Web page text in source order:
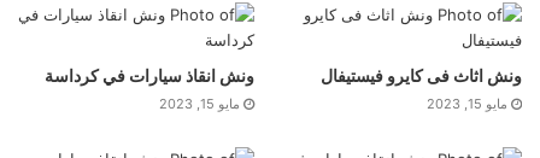
ونش اثاث فى كايرو فيستيفال
مايو 15, 2023
ونش انقاذ سيارات في كرداسة
مايو 15, 2023